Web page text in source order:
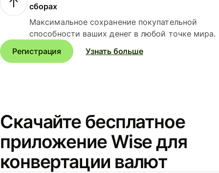
сборах
Максимальное сохранение покупательной
способности ваших денег в любой точке мира.
Регистрация
Узнать больше
Скачайте бесплатное
приложение Wise для
конвертации валют